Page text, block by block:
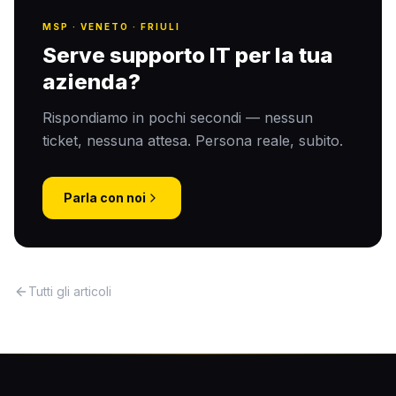
MSP · VENETO · FRIULI
Serve supporto IT per la tua
azienda?
Rispondiamo in pochi secondi — nessun
ticket, nessuna attesa. Persona reale, subito.
Parla con noi
Tutti gli articoli